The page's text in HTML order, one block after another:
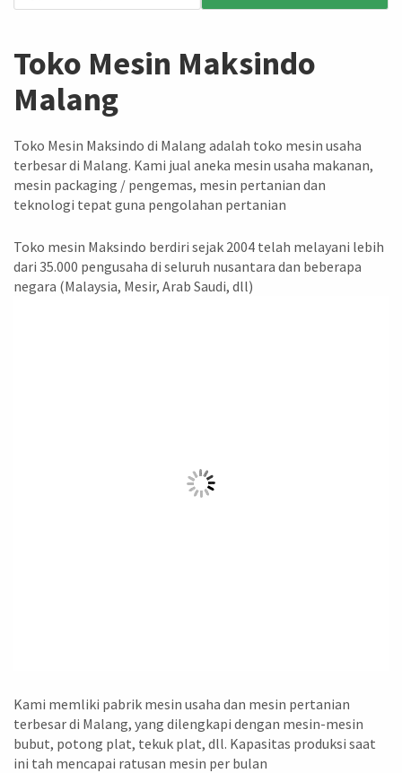
Toko Mesin Maksindo
Malang
Toko Mesin Maksindo di Malang adalah toko mesin usaha
terbesar di Malang. Kami jual aneka mesin usaha makanan,
mesin packaging / pengemas, mesin pertanian dan
teknologi tepat guna pengolahan pertanian
Toko mesin Maksindo berdiri sejak 2004 telah melayani lebih
dari 35.000 pengusaha di seluruh nusantara dan beberapa
negara (Malaysia, Mesir, Arab Saudi, dll)
Kami memliki pabrik mesin usaha dan mesin pertanian
terbesar di Malang, yang dilengkapi dengan mesin-mesin
bubut, potong plat, tekuk plat, dll. Kapasitas produksi saat
ini tah mencapai ratusan mesin per bulan